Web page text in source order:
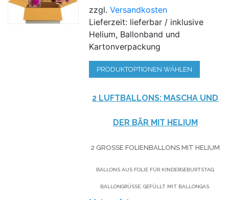
zzgl.Versandkosten
Lieferzeit: lieferbar / inklusive
Helium, Ballonband und
Kartonverpackung
PRODUKTOPTIONEN WÄHLEN
2 LUFTBALLONS: MASCHA UND
DER BÄR MIT HELIUM
2 GROSSE FOLIENBALLONS MIT HELIUM
BALLONS AUS FOLIE FÜR KINDERGEBURTSTAG,
BALLONGRÜSSE, GEFÜLLT MIT BALLONGAS.